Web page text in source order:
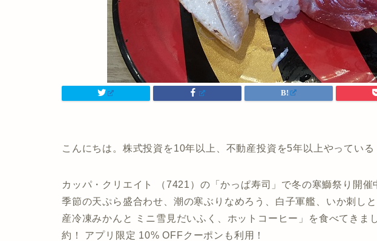
こんにちは。株式投資を10年以上、不動産投資を5年以上やっている
カッパ・クリエイト （7421）の「かっぱ寿司」で冬の寒鰤祭り開催
季節の天ぷら盛合わせ、潮の寒ぶりなめろう、白子軍艦、いか刺し
産冷凍みかんと ミニ雪見だいふく、ホットコーヒー」を食べてきま
約！ アプリ限定 10% OFFクーポンも利用！